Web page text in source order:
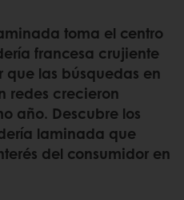
toma el centro
francesa crujiente
las búsquedas en
redes crecieron
año. Descubre los
laminada que
del consumidor en